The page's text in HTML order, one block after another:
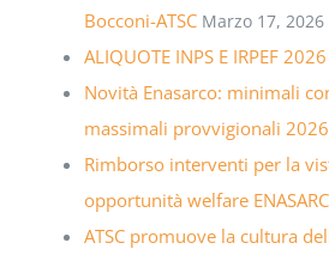
Bocconi-ATSC Marzo 17, 2026
ALIQUOTE INPS E IRPEF 2026
Novità Enasarco: minimali
massimali provvigionali 2026
Rimborso interventi per la
opportunità welfare
ATSC promuove la cultura